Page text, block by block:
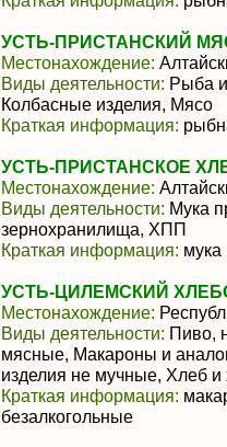
УСТЬ-ПРИСТАНСКИЙ
Местонахождение:
Виды деятельности: Рыба
Колбасные изделия, Мясо
Краткая информация:
УСТЬ-ПРИСТАНСКОЕ
Местонахождение:
Виды деятельности: Мука
зернохранилища, ХПП
Краткая информация:
УСТЬ-ЦИЛЕМСКИЙ
Местонахождение:
Виды деятельности: Пиво,
мясные, Макароны и
изделия не мучные, Хлеб
Краткая информация:
безалкогольные